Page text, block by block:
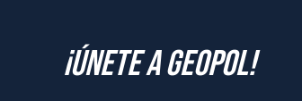
¡Únete a GeoPol!